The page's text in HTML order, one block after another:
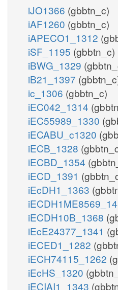
iJO1366 (gbbtn_c)
iAF1260 (gbbtn_c)
iAPECO1_1312
iSF_1195 (gbbtn_c)
iBWG_1329
iB21_1397
ic_1306 (gbbtn_c)
iEC042_1314
iEC55989_1330
iECABU_c1320
iECB_1328
iECBD_1354
iECD_1391
iEcDH1_1363
iECDH10B_1368
iEcE24377_1341
iECED1_1282
iECH74115_1262
iEcHS_1320
iECIAI1_1343